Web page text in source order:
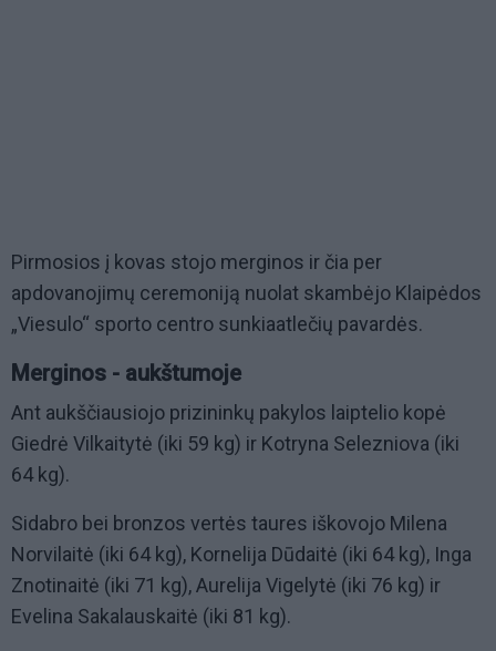
Pirmosios į kovas stojo merginos ir čia per
apdovanojimų ceremoniją nuolat skambėjo Klaipėdos
„Viesulo“ sporto centro sunkiaatlečių pavardės.
Merginos - aukštumoje
Ant aukščiausiojo prizininkų pakylos laiptelio kopė
Giedrė Vilkaitytė (iki 59 kg) ir Kotryna Selezniova (iki
64 kg).
Sidabro bei bronzos vertės taures iškovojo Milena
Norvilaitė (iki 64 kg), Kornelija Dūdaitė (iki 64 kg), Inga
Znotinaitė (iki 71 kg), Aurelija Vigelytė (iki 76 kg) ir
Evelina Sakalauskaitė (iki 81 kg).